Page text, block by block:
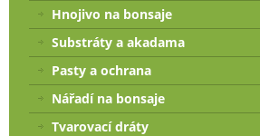
Hnojivo na bonsaje
Substráty a akadama
Pasty a ochrana
Nářadí na bonsaje
Tvarovací dráty